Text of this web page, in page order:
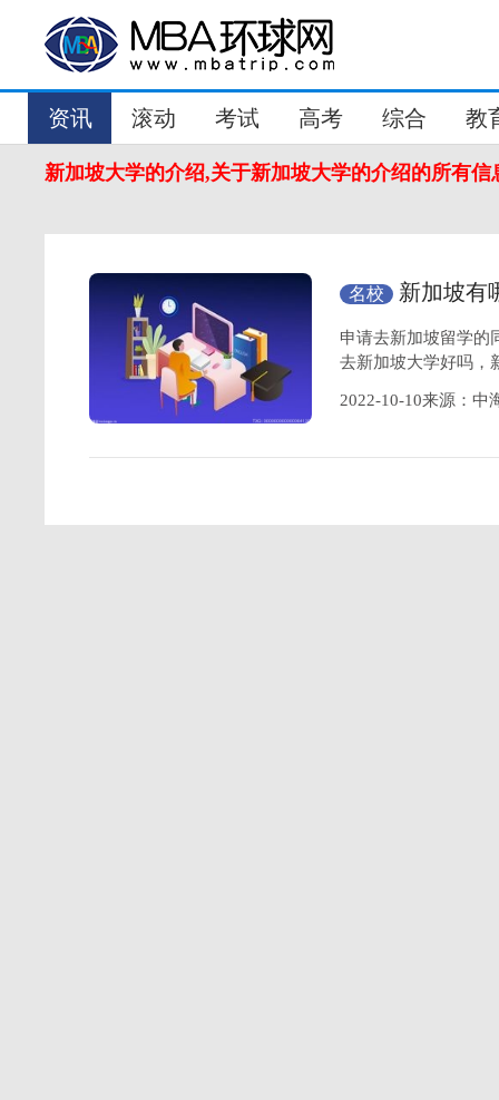
资讯 滚动 考试 高考 综合 教
新加坡大学的介绍,关于新加坡大学的介绍的所有信
名校 新加坡有
申请去新加坡留学的
去新加坡大学好吗，
2022-10-10来源：中